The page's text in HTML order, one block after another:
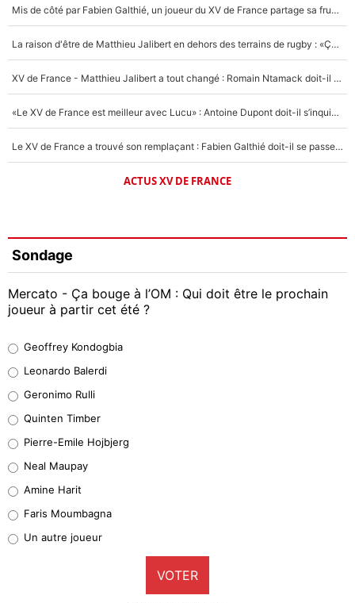
Mis de côté par Fabien Galthié, un joueur du XV de France partage sa frustration : «ils ne me l’ont pas dit tout de suite»
La raison d'être de Matthieu Jalibert en dehors des terrains de rugby : «Ça m'atteint autant que si tu touches à un membre de ma famille»
XV de France - Matthieu Jalibert a tout changé : Romain Ntamack doit-il s’inquiéter pour sa place à un an de la Coupe du monde ?
«Le XV de France est meilleur avec Lucu» : Antoine Dupont doit-il s’inquiéter pour sa place ?
Le XV de France a trouvé son remplaçant : Fabien Galthié doit-il se passer d'Antoine Dupont ?
ACTUS XV DE FRANCE
Sondage
Mercato - Ça bouge à l’OM : Qui doit être le prochain
joueur à partir cet été ?
38%
32%
5%
1%
9%
Geoffrey Kondogbia
Leonardo Balerdi
Geronimo Rulli
Quinten Timber
Pierre-Emile Hojbjerg
Neal Maupay
Amine Harit
Faris Moumbagna
Un autre joueur
VOTER